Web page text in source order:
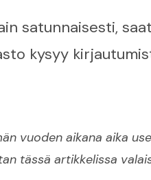
satunnaisesti,
kysyy
vuoden aikana aika
tässä artikkelissa